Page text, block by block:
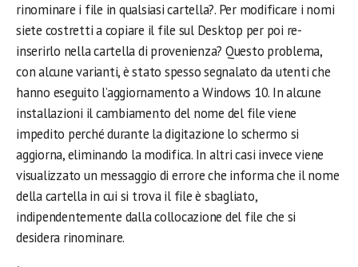
rinominare i file in qualsiasi cartella?. Per modificare i nomi
siete costretti a copiare il file sul Desktop per poi re-
inserirlo nella cartella di provenienza? Questo problema,
con alcune varianti, è stato spesso segnalato da utenti che
hanno eseguito l’aggiornamento a Windows 10. In alcune
installazioni il cambiamento del nome del file viene
impedito perché durante la digitazione lo schermo si
aggiorna, eliminando la modifica. In altri casi invece viene
visualizzato un messaggio di errore che informa che il nome
della cartella in cui si trova il file è sbagliato,
indipendentemente dalla collocazione del file che si
desidera rinominare.